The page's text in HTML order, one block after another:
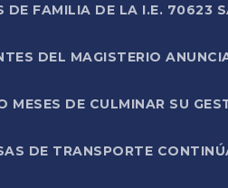
DE FAMILIA DE LA I.E. 70623
DEL MAGISTERIO
MESES DE CULMINAR SU
DE TRANSPORTE